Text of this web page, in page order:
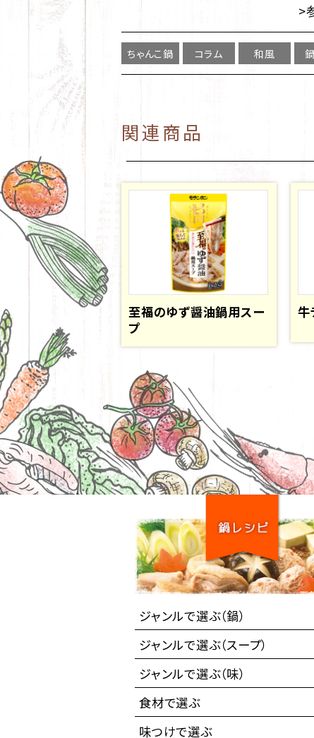
>
ちゃんこ鍋 コラム 和風
関連商品
至福のゆず醤油鍋用スー
プ
牛
ジャンルで選ぶ（鍋）
ジャンルで選ぶ（スープ）
ジャンルで選ぶ（味）
食材で選ぶ
味つけで選ぶ